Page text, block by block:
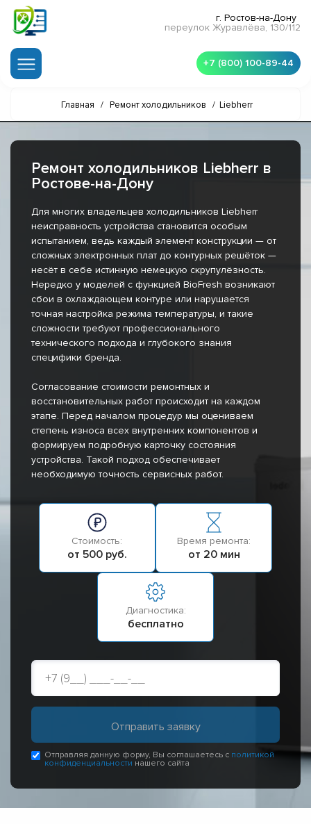
г. Ростов-на-Дону
переулок Журавлёва, 130/112
+7 (800) 100-89-44
Главная / Ремонт холодильников / Liebherr
Ремонт холодильников Liebherr в
Ростове-на-Дону
Для многих владельцев холодильников Liebherr
неисправность устройства становится особым
испытанием, ведь каждый элемент конструкции — от
сложных электронных плат до контурных решёток —
несёт в себе истинную немецкую скрупулёзность.
Нередко у моделей с функцией BioFresh возникают
сбои в охлаждающем контуре или нарушается
точная настройка режима температуры, и такие
сложности требуют профессионального
технического подхода и глубокого знания
специфики бренда.
Согласование стоимости ремонтных и
восстановительных работ происходит на каждом
этапе. Перед началом процедур мы оцениваем
степень износа всех внутренних компонентов и
формируем подробную карточку состояния
устройства. Такой подход обеспечивает
необходимую точность сервисных работ.
Стоимость:
от 500 руб.
Время ремонта:
от 20 мин
Диагностика:
бесплатно
Отправляя данную форму, Вы соглашаетесь с политикой
конфиденциальности нашего сайта